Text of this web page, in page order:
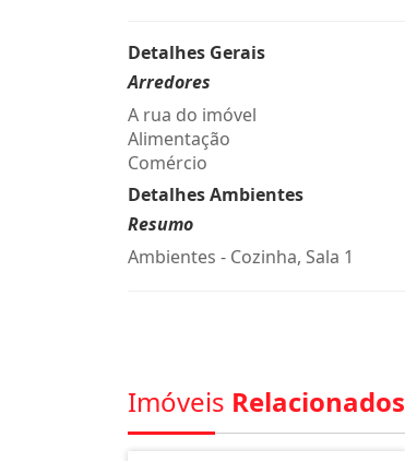
Detalhes Gerais
Arredores
A rua do imóvel
Alimentação
Comércio
Detalhes Ambientes
Resumo
Ambientes - Cozinha, Sala 1
Imóveis Relacionados